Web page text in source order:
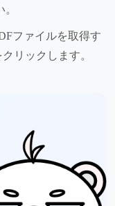
ファイルを取得す
リックします。